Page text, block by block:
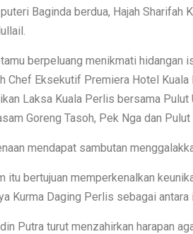
Baginda berdua, Hajah Sharifah
berpeluang menikmati
Chef Eksekutif Premiera Hotel Kuala
Laksa Kuala Perlis bersama Pulut
Goreng Tasoh, Pek Nga dan Pulut
mendapat sambutan
itu bertujuan memperkenalkan
Kurma Daging Perlis sebagai
Putra turut menzahirkan harapan